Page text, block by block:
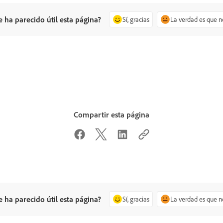
ha parecido útil esta página? Sí, gracias La verdad es que
Compartir esta página
ha parecido útil esta página? Sí, gracias La verdad es que